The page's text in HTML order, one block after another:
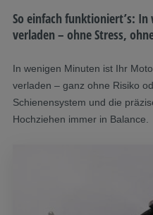
So einfach funktioniert’s:
verladen – ohne Stress,
In wenigen Minuten ist Ihr
verladen – ganz ohne Risiko
Schienensystem und die
Hochziehen immer in Balance.